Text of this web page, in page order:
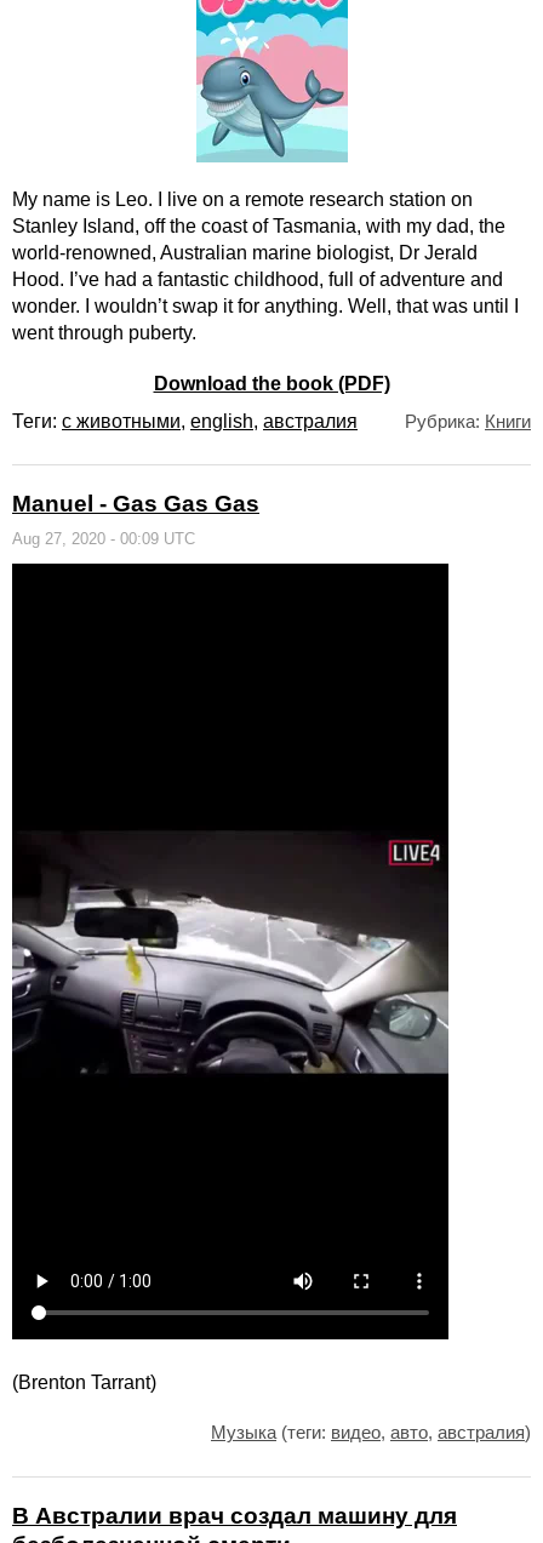
My name is Leo. I live on a remote research station on
Stanley Island, off the coast of Tasmania, with my dad, the
world-renowned, Australian marine biologist, Dr Jerald
Hood. I’ve had a fantastic childhood, full of adventure and
wonder. I wouldn’t swap it for anything. Well, that was until I
went through puberty.
Download the book (PDF)
Теги: с животными, english, австралия Рубрика: Книги
Manuel - Gas Gas Gas
Aug 27, 2020 - 00:09 UTC
(Brenton Tarrant)
Музыка (теги: видео, авто, австралия)
В Австралии врач создал машину для